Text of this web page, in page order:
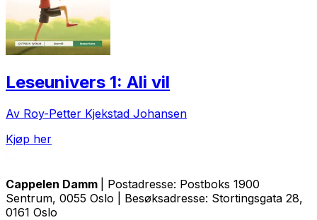
Leseunivers 1: Ali vil
Av Roy-Petter Kjekstad Johansen
Kjøp her
Cappelen Damm
| Postadresse: Postboks 1900
Sentrum, 0055 Oslo | Besøksadresse: Stortingsgata 28,
0161 Oslo